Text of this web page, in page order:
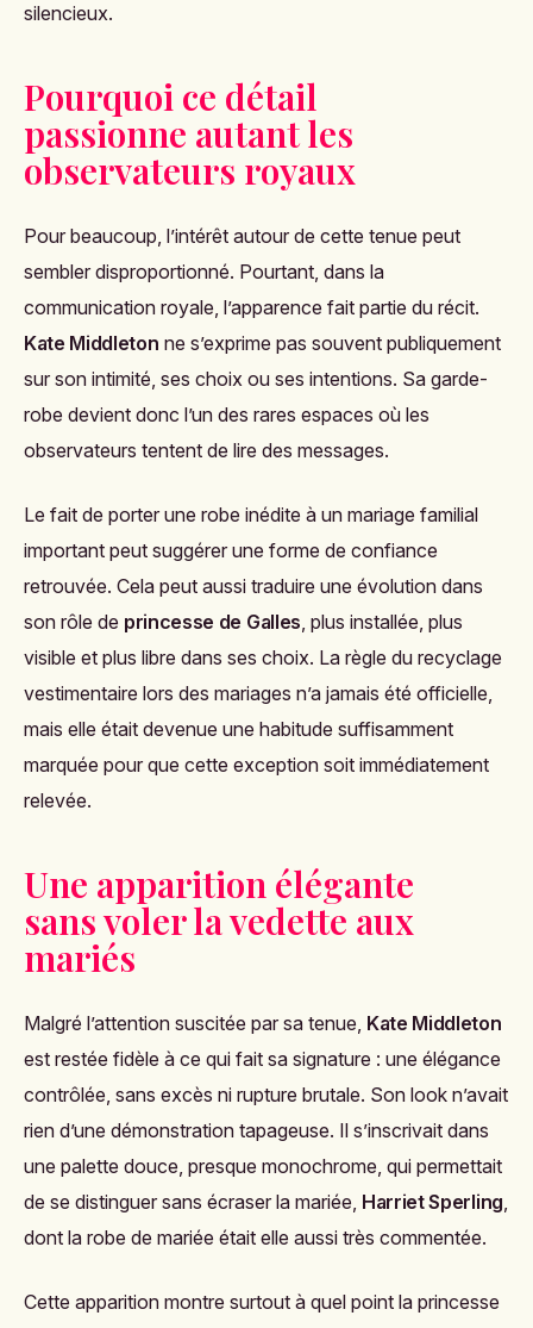
silencieux.
Pourquoi ce détail
passionne autant les
observateurs royaux
Pour beaucoup, l’intérêt autour de cette tenue peut
sembler disproportionné. Pourtant, dans la
communication royale, l’apparence fait partie du récit.
Kate Middleton ne s’exprime pas souvent publiquement
sur son intimité, ses choix ou ses intentions. Sa garde-
robe devient donc l’un des rares espaces où les
observateurs tentent de lire des messages.
Le fait de porter une robe inédite à un mariage familial
important peut suggérer une forme de confiance
retrouvée. Cela peut aussi traduire une évolution dans
son rôle de princesse de Galles, plus installée, plus
visible et plus libre dans ses choix. La règle du recyclage
vestimentaire lors des mariages n’a jamais été officielle,
mais elle était devenue une habitude suffisamment
marquée pour que cette exception soit immédiatement
relevée.
Une apparition élégante
sans voler la vedette aux
mariés
Malgré l’attention suscitée par sa tenue, Kate Middleton
est restée fidèle à ce qui fait sa signature : une élégance
contrôlée, sans excès ni rupture brutale. Son look n’avait
rien d’une démonstration tapageuse. Il s’inscrivait dans
une palette douce, presque monochrome, qui permettait
de se distinguer sans écraser la mariée, Harriet Sperling,
dont la robe de mariée était elle aussi très commentée.
Cette apparition montre surtout à quel point la princesse